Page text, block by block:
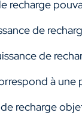
de
de
à une
recharge